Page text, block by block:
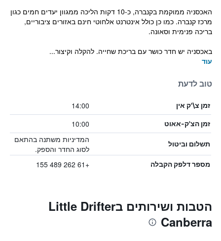
האכסניה ממוקמת בקנברה, כ-10 דקות הליכה ממגוון יעדים חמים כגון
מרכז קנברה. כמו כן כולל אינטרנט אלחוטי חינם באזורים ציבוריים,
בריכה פנימית וסאונה.
באכסניה יש חדר כושר עם בריכת שחייה. להקלה וקיצור...
עוד
טוב לדעת
זמן צ\'ק אין 14:00
זמן הצ'ק-אאוט 10:00
תשלום וביטול
המדיניות משתנה בהתאם
לסוג החדר והספק.
מספר דלפק הקבלה +61 262 489 155
הטבות ושירותים בLittle Drifter
Canberra